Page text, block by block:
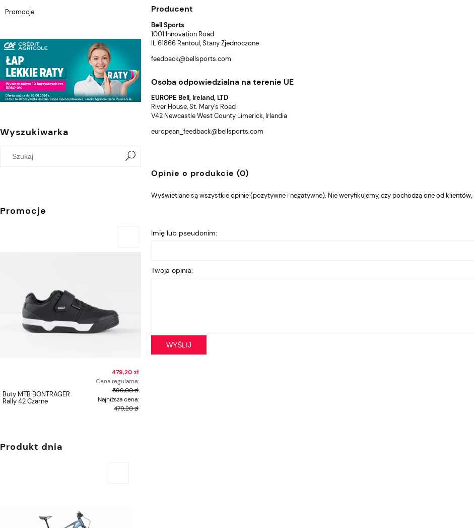
Promocje
Wyszukiwarka
Promocje
Buty MTB BONTRAGER
Rally 42 Czarne
479,20 zł
Cena regularna:
599,00 zł
Najniższa cena:
479,20 zł
Produkt dnia
Producent
Bell Sports
1001 Innovation Road
IL 61866 Rantoul, Stany Zjednoczone
feedback@bellsports.com
Osoba odpowiedzialna na terenie UE
EUROPE Bell, Ireland, LTD
River House, St. Mary’s Road
V42 Newcastle West County Limerick, Irlandia
european_feedback@bellsports.com
Opinie o produkcie (0)
Wyświetlane są wszystkie opinie (pozytywne i negatywne). Nie weryfikujemy, czy pochodzą one od
Imię lub pseudonim:
Twoja opinia:
WYŚLIJ